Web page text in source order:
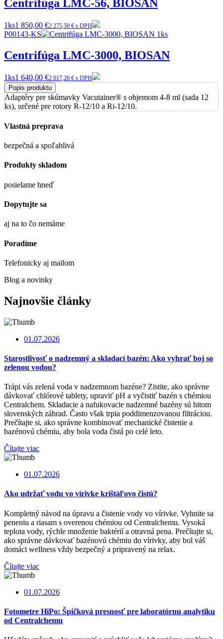
Centrifúga LMC-56, BIOSAN
1ks1 850,00 €2 275,50 € s DPH
P00143-KS
Centrifúga LMC-3000, BIOSAN
1ks1 640,00 €2 017,20 € s DPH
Popis produktu
Adaptéry pre skúmavky Vacutainer® s objemom 4-8 ml (sada 12
ks), určené pre rotory R-12/10 a Ri-12/10.
Vlastná preprava
bezpečná a spoľahlivá
Produkty skladom
posielame hneď
Dopytujte sa
aj na to čo nemáme
Poradíme
Telefonicky aj mailom
Blog a novinky
Najnovšie články
01.07.2026
Starostlivosť o nadzemný a skladací bazén: Ako vyhrať boj so
zelenou vodou?
Trápi vás zelená voda v nadzemnom bazéne? Zistite, ako správne
dávkovať chlórové tablety, upraviť pH a vyčistiť bazén s chémiou
Centralchem. Skladacie a nafukovacie nadzemné bazény sú hitom
slovenských záhrad. Často však trpia poddimenzovanou filtráciou.
Prečítajte si, ako správne kombinovať mechanické čistenie a
bazénovú chémiu, aby bola voda čistá po celé leto.
Čítajte viac
01.07.2026
Ako udržať vodu vo vírivke krištáľovo čistú?
Kompletný návod na úpravu a čistenie vody vo vírivke. Vyhnite sa
peneniu a riasam s overenou chémiou od Centralchemu. Vysoká
teplota vody, rýchle množenie baktérií a otravná pena. Prečítajte si,
ako správne dávkovať bazénovú chémiu do vírivky, aby bol váš
domáci wellness vždy bezpečný a pripravený na relax.
Čítajte viac
01.07.2026
Fotometre HiPo: Špičková presnosť pre laboratórnu analytiku
od Centralchemu